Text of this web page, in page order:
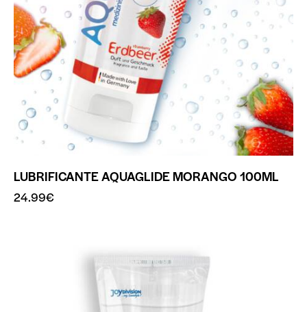
LUBRIFICANTE AQUAGLIDE MORANGO 100ML
24.99€